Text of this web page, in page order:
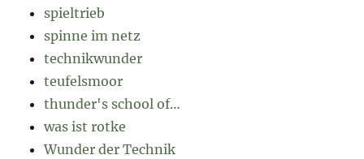
spieltrieb
spinne im netz
technikwunder
teufelsmoor
thunder's school of…
was ist rotke
Wunder der Technik